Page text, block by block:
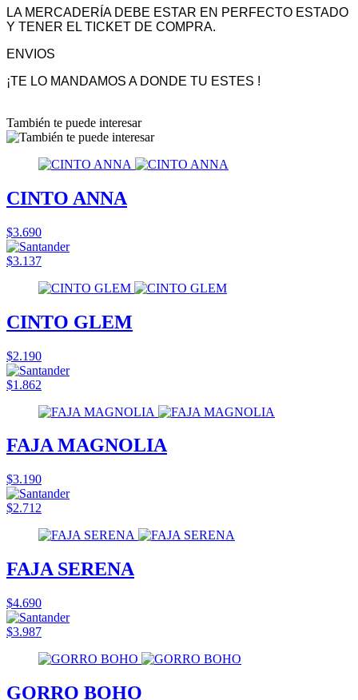
LA MERCADERÍA DEBE ESTAR EN PERFECTO ESTADO
Y TENER EL TICKET DE COMPRA.
ENVIOS
¡TE LO MANDAMOS A DONDE TU ESTES !
También te puede interesar
CINTO ANNA
$3.690
$3.137
CINTO GLEM
$2.190
$1.862
FAJA MAGNOLIA
$3.190
$2.712
FAJA SERENA
$4.690
$3.987
GORRO BOHO